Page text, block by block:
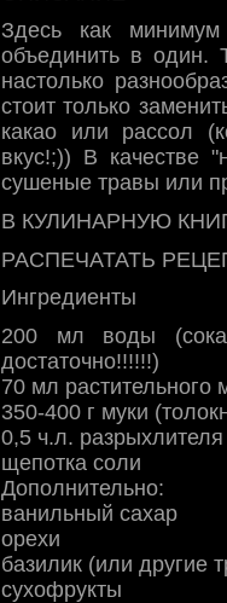
Здесь как
объединить в один.
настолько
стоит только
какао или рассол
вкус!;)) В качестве
сушеные травы или
В КУЛИНАРНУЮ
РАСПЕЧАТАТЬ
Ингредиенты
200 мл воды
достаточно!!!!!!)
70 мл растительного
350-400 г муки
0,5 ч.л.
щепотка соли
Дополнительно:
ванильный сахар
орехи
базилик (или другие
сухофрукты